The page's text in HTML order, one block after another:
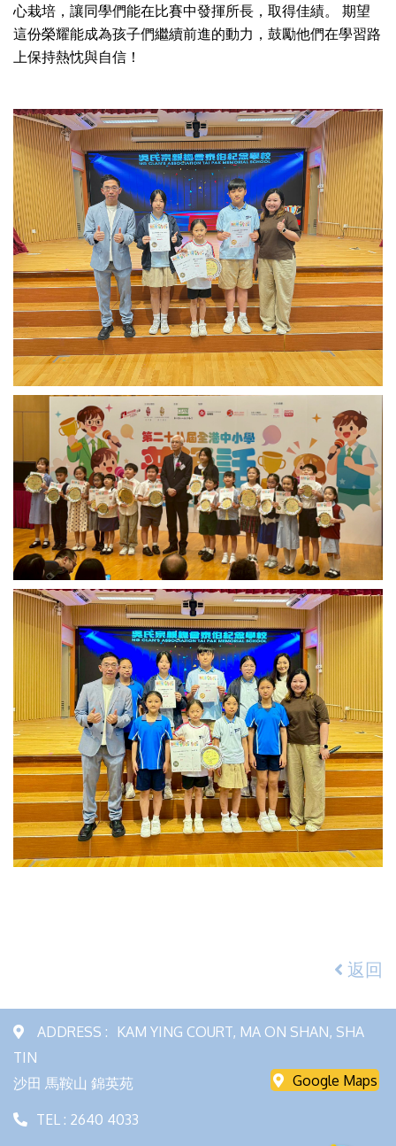
心栽培，讓同學們能在比賽中發揮所長，取得佳績。 期望
這份榮耀能成為孩子們繼續前進的動力，鼓勵他們在學習路
上保持熱忱與自信！
返回
ADDRESS : KAM YING COURT, MA ON SHAN, SHA
TIN
沙田 馬鞍山 錦英苑
Google Maps
TEL : 2640 4033